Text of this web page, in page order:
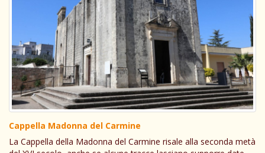
Cappella Madonna del Carmine
La Cappella della Madonna del Carmine risale alla seconda metà